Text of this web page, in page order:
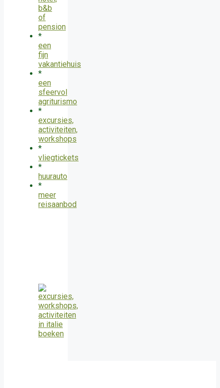
b&b
of
pension
*
een
fijn
vakantiehuis
*
een
sfeervol
agriturismo
*
excursies,
activiteiten,
workshops
*
vliegtickets
*
huurauto
*
meer
reisaanbod